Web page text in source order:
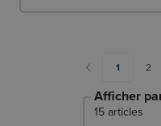
You're
1 Page
2
Afficher